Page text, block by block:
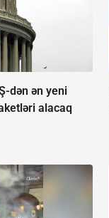
dən ən yeni
alacaq